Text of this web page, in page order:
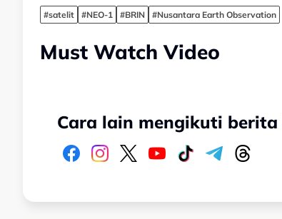
#satelit #NEO-1 #BRIN #Nusantara Earth Observation
Must Watch Video
Cara lain mengikuti berita